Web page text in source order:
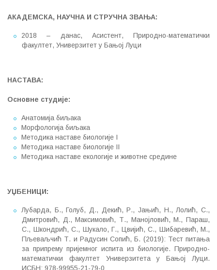
АКАДЕМСКА, НАУЧНА И СТРУЧНА ЗВАЊА:
2018 – данас, Асистент, Природно-математички
факултет, Универзитет у Бањој Луци
НАСТАВА:
Основне студије:
Анатомија биљака
Морфологија биљака
Методика наставе биологије I
Методика наставе биологије II
Методика наставе екологије и животне средине
УЏБЕНИЦИ:
Лубарда, Б., Голуб, Д., Декић, Р., Јањић, Н., Лолић, С.,
Дмитровић, Д., Максимовић, Т., Манојловић, М., Параш,
С., Шкондрић, С., Шукало, Г., Цвијић, С., Шибаревић, М.,
Пљеваљчић Т. и Радусин Сопић, Б. (2019): Тест питања
за припрему пријемног испита из биологије. Природно-
математички факултет Универзитета у Бањој Луци.
ИСБН: 978-99955-21-79-0